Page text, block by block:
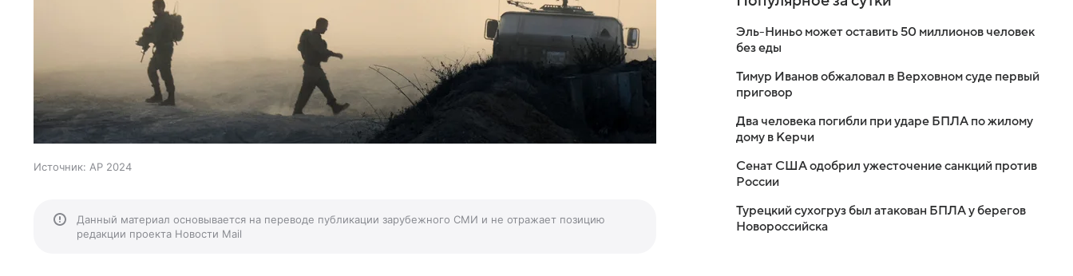
Источник: AP 2024
Данный материал основывается на переводе публикации зарубежного СМИ и не отражает позицию
редакции проекта Новости Mail
Эль-Ниньо может оставить 50 миллионов человек
без еды
Тимур Иванов обжаловал в Верховном суде первый
приговор
Два человека погибли при ударе БПЛА по жилому
дому в Керчи
Сенат США одобрил ужесточение санкций против
России
Турецкий сухогруз был атакован БПЛА у берегов
Новороссийска